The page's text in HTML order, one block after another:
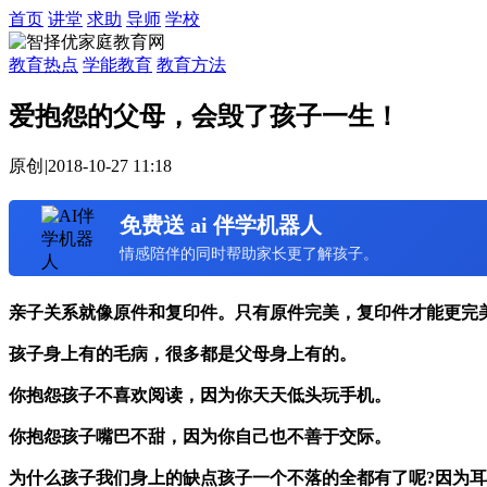
首页 讲堂 求助 导师 学校
教育热点 学能教育 教育方法
爱抱怨的父母，会毁了孩子一生！
原创 |2018-10-27 11:18
免费送 ai 伴学机器人
情感陪伴的同时帮助家长更了解孩子。
亲子关系就像原件和复印件。只有原件完美，复印件才能更完
孩子身上有的毛病，很多都是父母身上有的。
你抱怨孩子不喜欢阅读，因为你天天低头玩手机。
你抱怨孩子嘴巴不甜，因为你自己也不善于交际。
为什么孩子我们身上的缺点孩子一个不落的全都有了呢?因为